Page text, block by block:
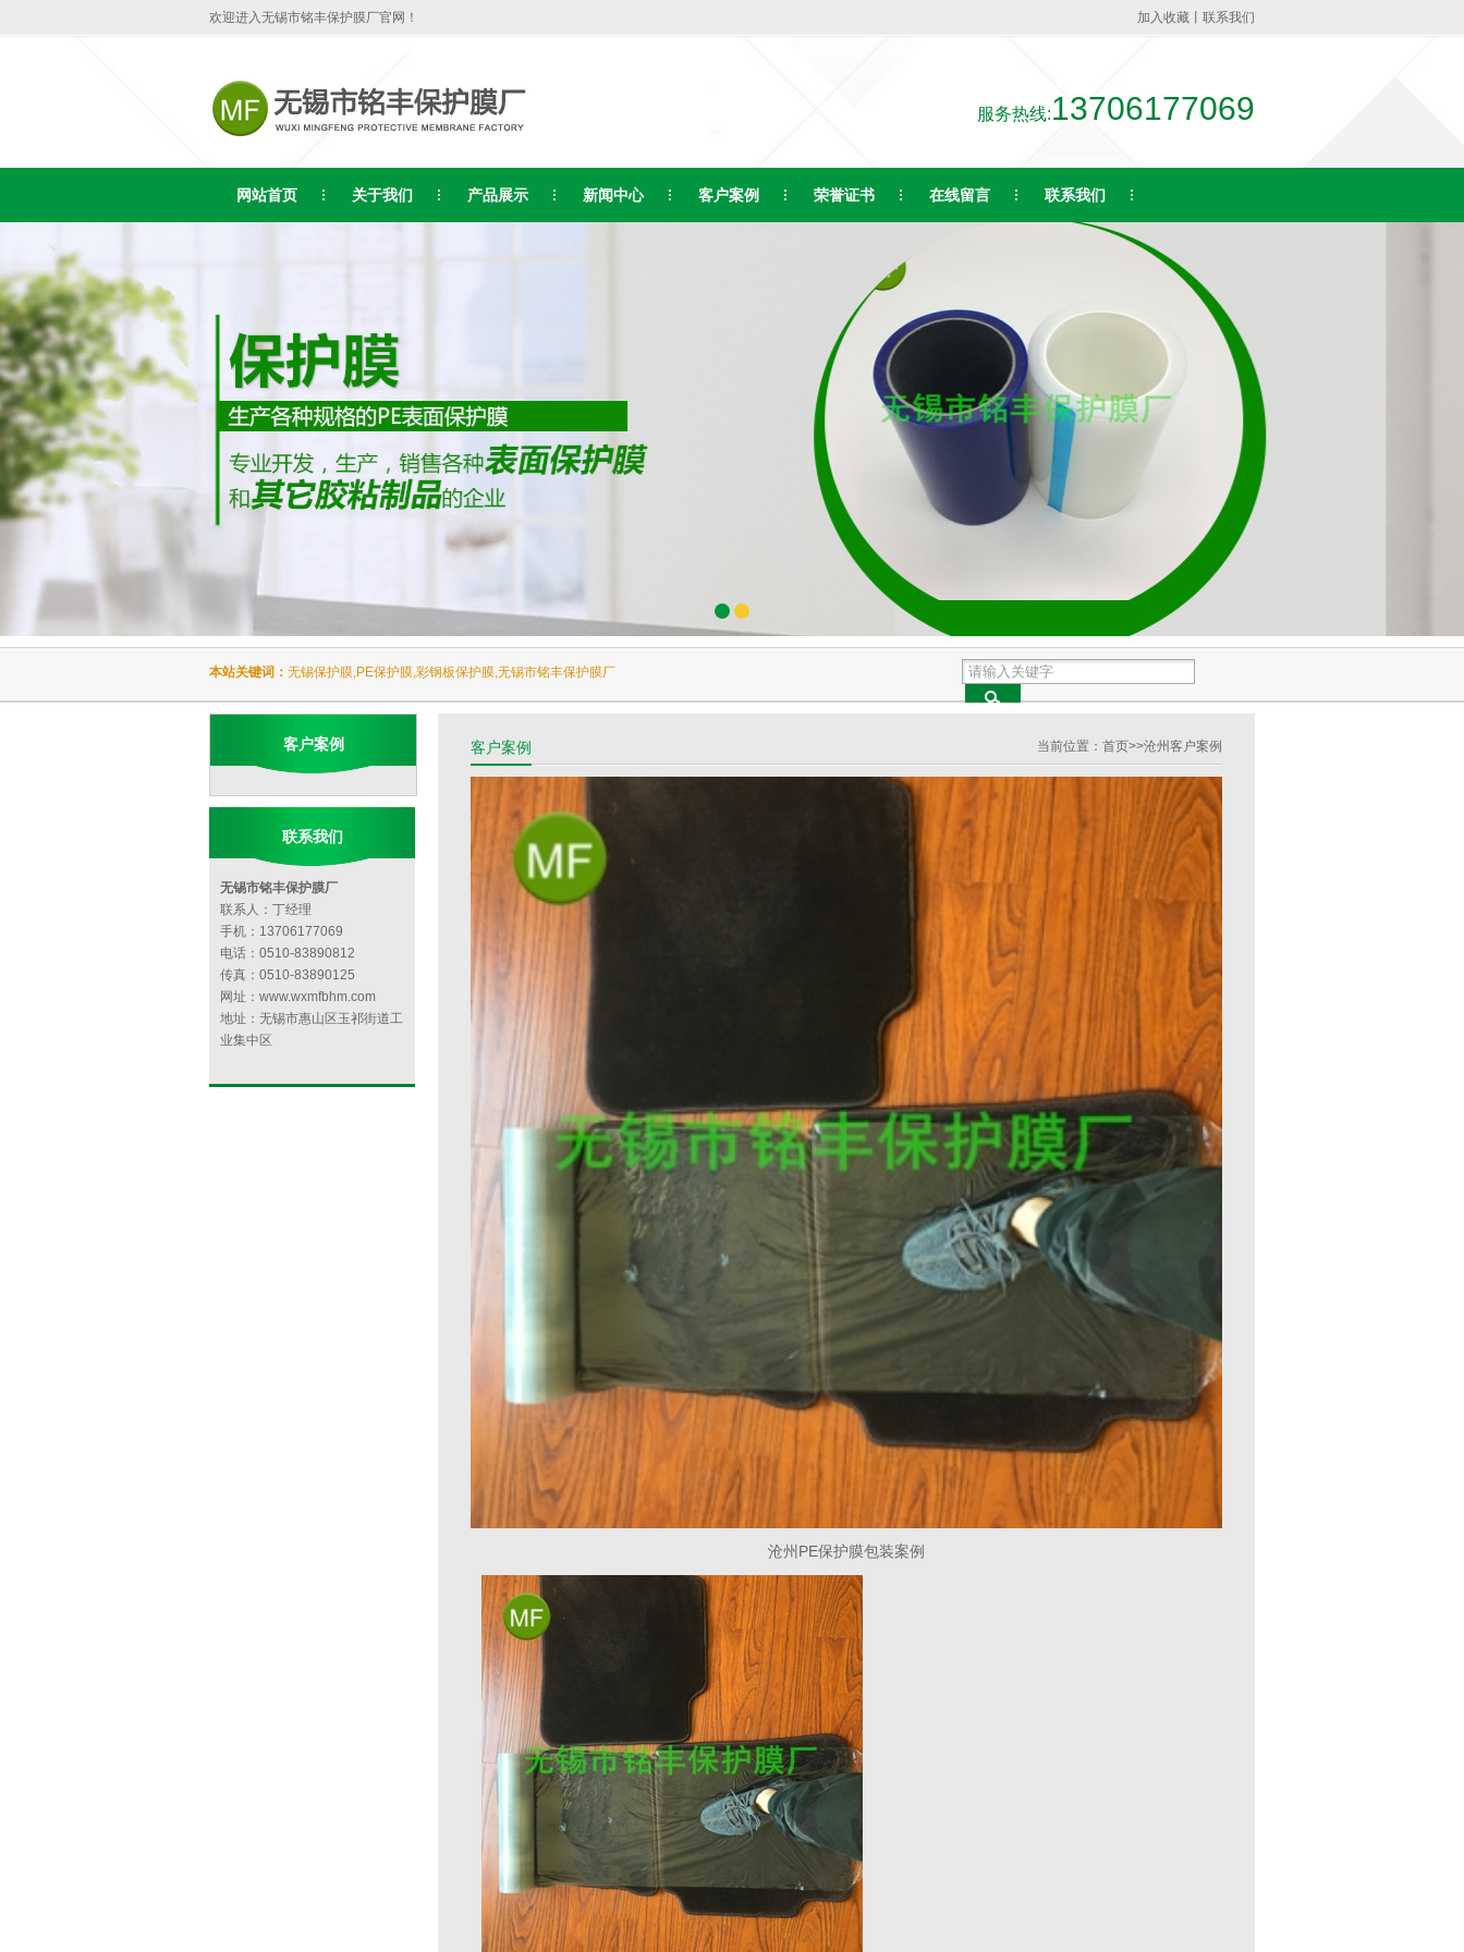
加入收藏 联系我们
欢迎进入无锡市铭丰保护膜厂官网！
服务热线:13706177069
网站首页 关于我们 产品展示 新闻中心 客户案例 荣誉证书 在线留言 联系我们
本站关键词： 无锡保护膜,PE保护膜,彩钢板保护膜,无锡市铭丰保护膜厂
当前位置： 首页>>沧州客户案例
客户案例
沧州PE保护膜包装案例
客户案例
联系我们
无锡市铭丰保护膜厂
联系人：丁经理
手机：13706177069
电话：0510-83890812
传真：0510-83890125
网址：www.wxmfbhm.com
地址：无锡市惠山区玉祁街道工
业集中区